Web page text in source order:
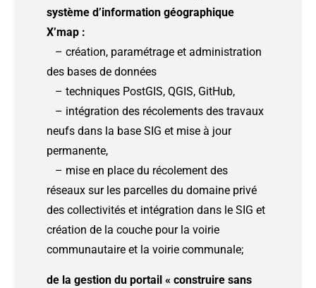
système d’information géographique
X’map :
– création, paramétrage et administration
des bases de données
– techniques PostGIS, QGIS, GitHub,
– intégration des récolements des travaux
neufs dans la base SIG et mise à jour
permanente,
– mise en place du récolement des
réseaux sur les parcelles du domaine privé
des collectivités et intégration dans le SIG et
création de la couche pour la voirie
communautaire et la voirie communale;
de la gestion du portail « construire sans